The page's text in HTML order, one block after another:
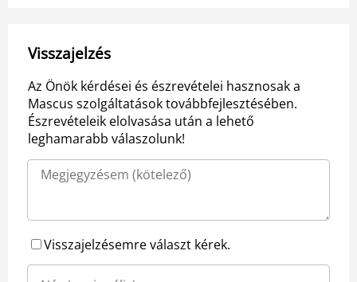
Visszajelzés
Az Önök kérdései és észrevételei hasznosak a
Mascus szolgáltatások továbbfejlesztésében.
Észrevételeik elolvasása után a lehető
leghamarabb válaszolunk!
Visszajelzésemre választ kérek.